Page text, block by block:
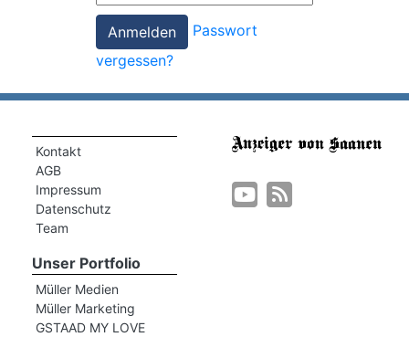
Passwort
vergessen?
Kontakt
AGB
Impressum
Datenschutz
Team
Unser Portfolio
Müller Medien
Müller Marketing
GSTAAD MY LOVE